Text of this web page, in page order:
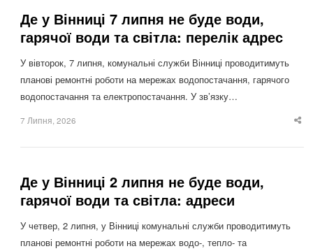
Де у Вінниці 7 липня не буде води,
гарячої води та світла: перелік адрес
У вівторок, 7 липня, комунальні служби Вінниці проводитимуть
планові ремонтні роботи на мережах водопостачання, гарячого
водопостачання та електропостачання. У зв’язку…
7 Липня, 2026
Де у Вінниці 2 липня не буде води,
гарячої води та світла: адреси
У четвер, 2 липня, у Вінниці комунальні служби проводитимуть
планові ремонтні роботи на мережах водо-, тепло- та